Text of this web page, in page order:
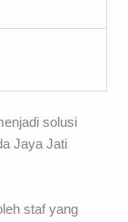
solusi
Jaya Jati
staf yang